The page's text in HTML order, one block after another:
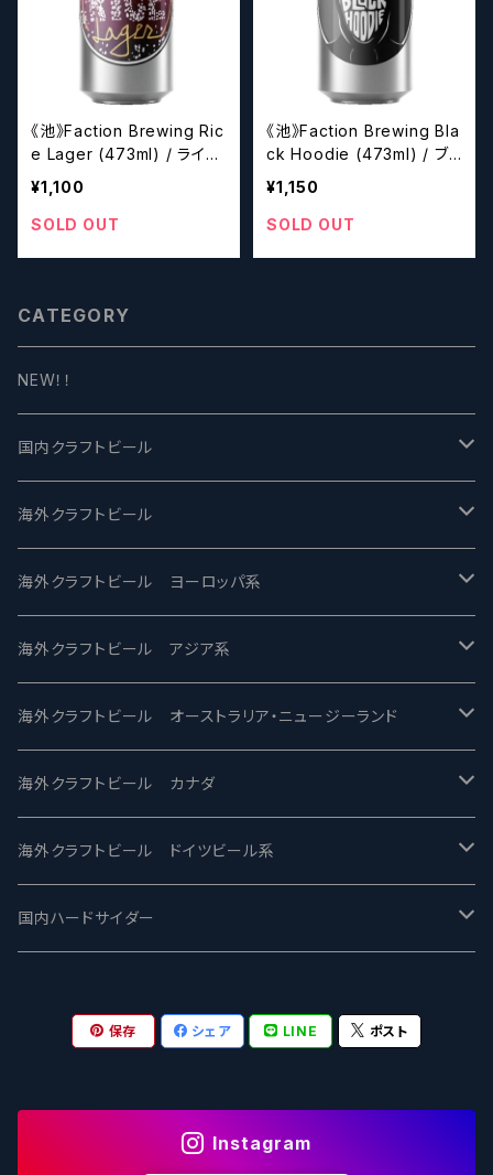
《池》Faction Brewing Ric
e Lager (473ml) / ライス
ラガー【クラフトビール】
¥1,100
SOLD OUT
《池》Faction Brewing Bla
ck Hoodie (473ml) / ブ
ラック フーディー 【クラフト
ビール】
¥1,150
SOLD OUT
CATEGORY
NEW！！
国内クラフトビール
UCHU BREWING -うちゅうブルーイング
バテレ -VERTERE
2nd Story Ale Works -セカンドストーリー
ビアへるん - Beer Hearn
忽布古丹醸造 - HOP KOTAN
ワイマーケットブルーイング Y.Market Brewing
志賀高原ビール - SIGAKOGEN
箕面ビール - MINOH BEER
サンクトガーレン - Sankt Gallen
海外クラフトビール
Modern Times モダンタイムズ
Maui マウイ
Toppling Goliath トップリンゴライアス
Fair State フェアステイト
Lagunitas ラグニタス
FirestoneWalker ファイアストーン
Mikkeller ミッケラー
Hop Nation ホップネーション
海外クラフトビール ヨーロッパ系
UnBarred -アンバード
SAIREN /サイレン
ワイルドチャイルド - Wilde Child
BrewDog Brewery - ブリュードッグ
The Flying Inn / ザ フライイング イン
Lambiek Fabriek - ファブリーク
Marble / マーブル
海外クラフトビール アジア系
gweilo-鬼佬 グウァイロ
Heart Of Darkness - ハートオブダークネス
Carbon brews -カーボン
TAIHU - タイフー
Behemoth - ベヒーモス
海外クラフトビール オーストラリア・ニュージーランド
ROCKY RIDGE - ロッキーリッジ
BODRIGGY BREWING ボッドリッジー
CO-CONSPIRATORS コ・コンスピレーターズ
Deep Creek Brewing Co.
8 Wired エイトワイアード
海外クラフトビール カナダ
Jackie O's ジャッキーオーズ
Westbrook ウェストブルック
Strathcona ストラスコナ
ODIN BREWING オディン
海外クラフトビール ドイツビール系
Karmeliten カーメリテン
Früh フリュー
Plank プランク
国内ハードサイダー
保存 シェア LINE ポスト
Instagram